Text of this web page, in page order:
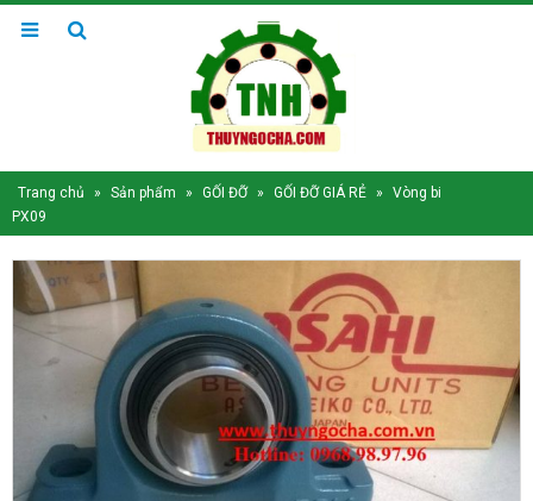
Trang chủ » Sản phẩm » GỐI ĐỠ » GỐI ĐỠ GIÁ RẺ »
Vòng bi
PX09